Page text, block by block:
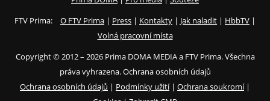
FTV Prima:
O FTV Prima | Press | Kontakty | Jak naladit | HbbTV |
Volná pracovní místa
Copyright © 2012 – 2026 Prima DOMA MEDIA a FTV Prima. Všechna
práva vyhrazena. Ochrana osobních údajů
Ochrana osobních údajů | Podmínky užití| Ochrana soukromí|